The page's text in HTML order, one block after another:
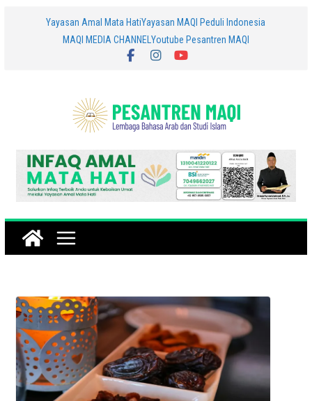
Yayasan Amal Mata HatiYayasan MAQI Peduli Indonesia
MAQI MEDIA CHANNEL Youtube Pesantren MAQI